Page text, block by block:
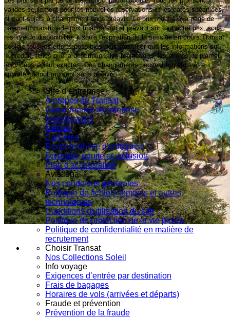
valides seulement pour les nouvelles réservations et les dates spécifiées,
et sont sujets à changement sans préavis. Le prix montré à la page de
paiement constitue le prix final garanti et prévaut sur tout autre prix, sous
réserve de disponibilité, jusqu'à l'expiration de la session en cours.Transat
déploie tous les efforts possibles pour s'assurer que les informations sur
le produit, telles que la description, les promotions, les photos, le plan et
les vidéos soient exactes. Des changements peuvent toutefois être
apportés à tout moment sans préavis.
Site d’entreprise
À propos de Transat
Gouvernance d'entreprise
Investisseurs
Médias
Carrières
Responsabilité d'entreprise
Diversité, équité et inclusion
Plan d'accessibilité
Avis légal
Nos conditions générales
Politique de fichiers témoins et autres
technologies
Conditions d'utilisation du site
Politique de protection de la vie privée
Politique de confidentialité en matière de
recrutement
Choisir Transat
Nos Collections Soleil
Info voyage
Exigences d’entrée par destination
Frais de bagages
Horaires de vols (arrivées et départs)
Fraude et prévention
Prévention de la fraude